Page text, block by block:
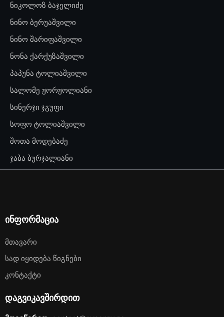
ნიკოლოზ ბაჯელიძე
ნინო ბერუაშვილი
ნინო შარიფაშვილი
ნონა ქარქუზაშვილი
პაპუნა ტოლიაშვილი
სალომე ჟორჟოლიანი
სინერჯი ჯგუფი
სოფო ტოლიაშვილი
შოთა მოდებაძე
ჯაბა ბურჯალიანი
ინფორმაცია
Მთავარი
Სად Იყიდება Წიგნები
Კონტაქტი
დაგვიკავშირდით